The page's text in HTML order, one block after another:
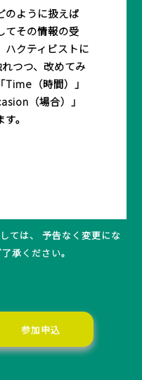
のように扱えば
てその情報の受
ハクティビストに
つつ、改めてみ
（時間）」
（場合）」
。
ては、 予告なく変更にな
承ください。
参加申込